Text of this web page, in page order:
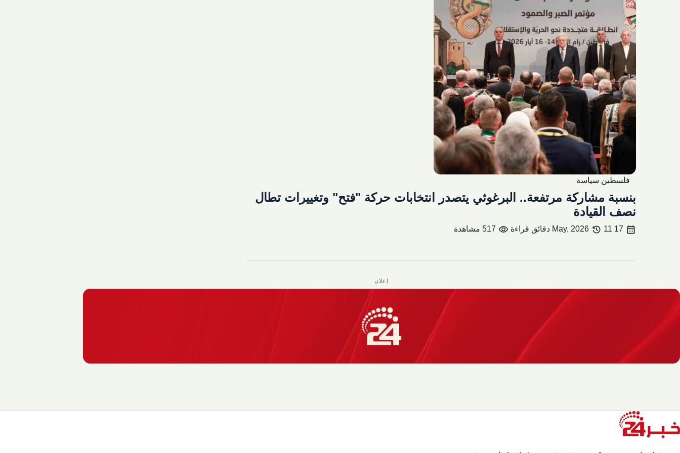
فلسطين سياسة
بنسبة مشاركة مرتفعة.. البرغوثي يتصدر انتخابات حركة "فتح" وتغييرات تطال
نصف القيادة
calendar_month
17 May, 2026
history 11 دقائق قراءة visibility 517 مشاهدة
إعلان